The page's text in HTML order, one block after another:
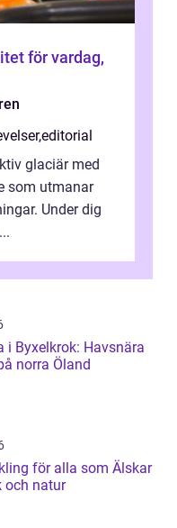
för vardag,
,editorial
glaciär med
som utmanar
Under dig
i Byxelkrok: Havsnära
norra Öland
för alla som Älskar
och natur